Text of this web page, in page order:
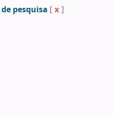
pesquisa [ x ]